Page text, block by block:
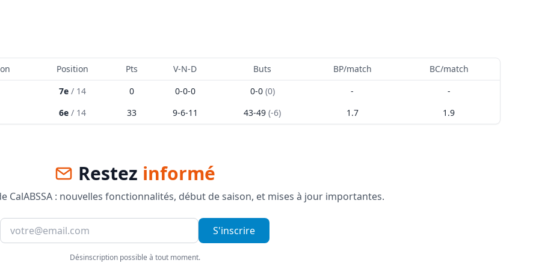
Position Pts V-N-D Buts BP/match
BC/match
7e/ 14 0 0-0-0 0-0 (0) -
-
6e/ 14 33 9-6-11 43-49 (-6) 1.7 1.9
Restez informé
CalABSSA : nouvelles fonctionnalités, début de saison, et mises à jour importantes.
S'inscrire
Désinscription possible à tout moment.